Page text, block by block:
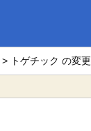
> トゲチック の変